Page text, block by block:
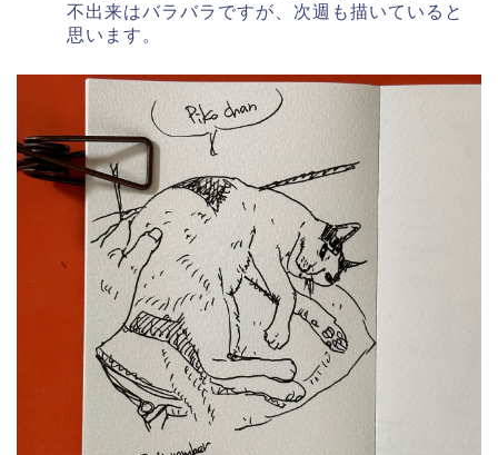
不出来はバラバラですが、次週も描いていると
思います。